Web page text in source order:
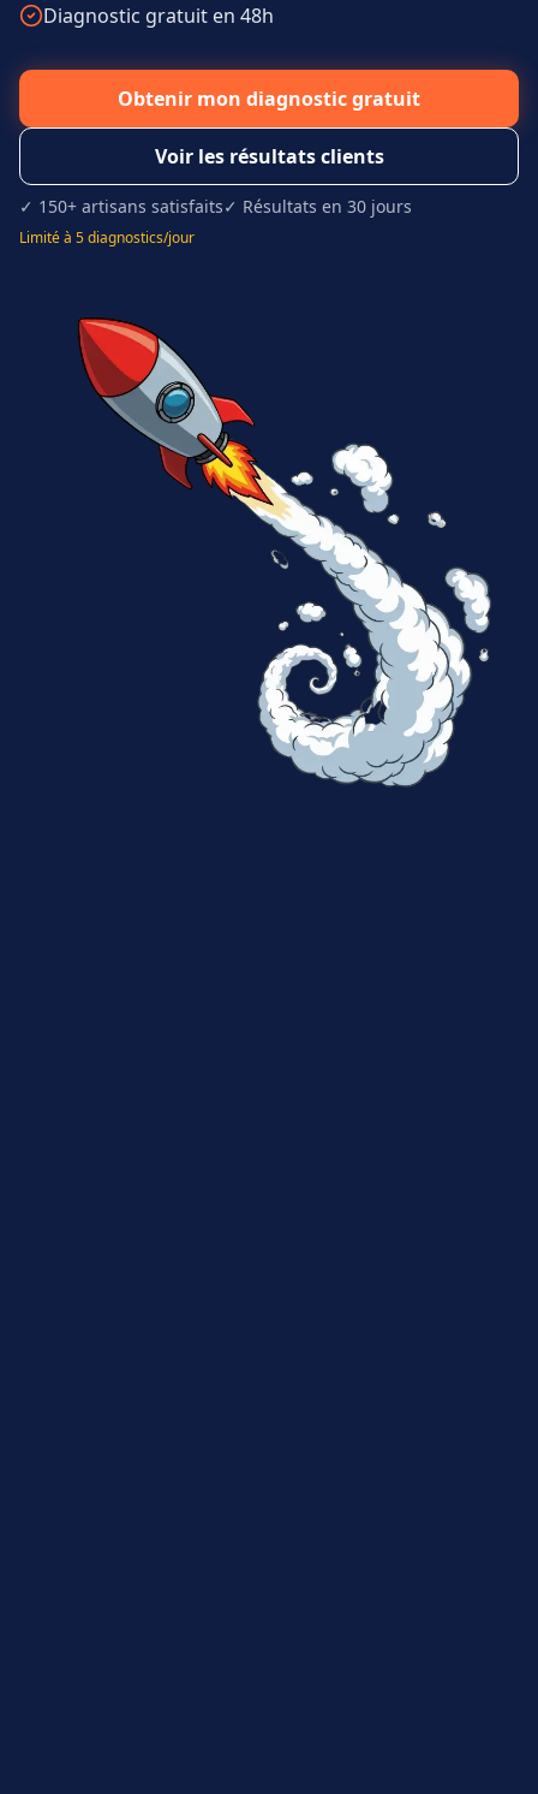
Diagnostic gratuit en 48h
Obtenir mon diagnostic gratuit
Voir les résultats clients
✓ 150+ artisans satisfaits✓ Résultats en 30 jours
Limité à 5 diagnostics/jour